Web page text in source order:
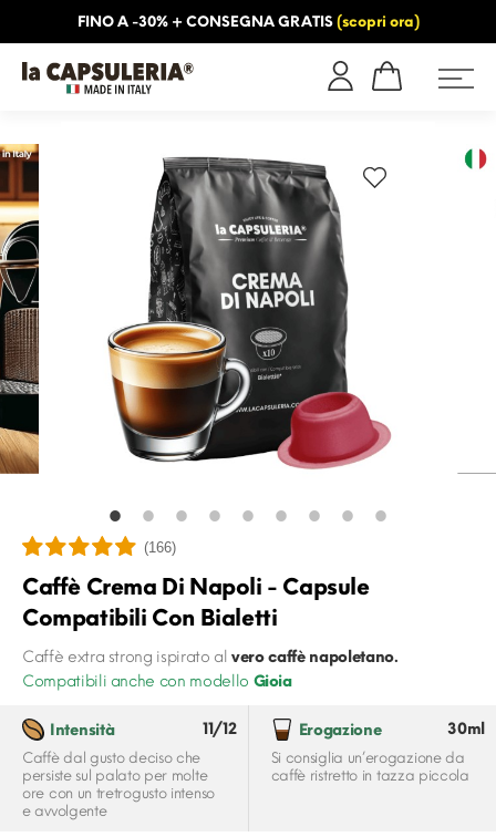
FINO A -30% + CONSEGNA GRATIS (scopri ora)
(166)
Caffè Crema Di Napoli - Capsule
Compatibili Con Bialetti
Caffè extra strong ispirato alvero caffè napoletano.
Compatibili anche con modello Gioia
Intensità 11/12
Caffè dal gusto deciso che
persiste sul palato per molte
ore con un tretrogusto intenso
e avvolgente
Erogazione 30ml
Si consiglia un’erogazione da
caffè ristretto in tazza piccola